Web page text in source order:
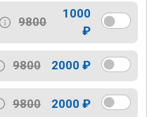
9800
1000
₽
9800 2000 ₽
9800 2000 ₽